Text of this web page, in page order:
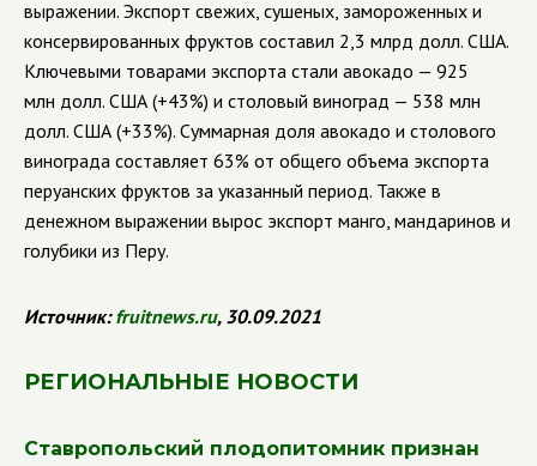
выражении. Экспорт свежих, сушеных, замороженных и
консервированных фруктов составил 2,3 млрд долл. США.
Ключевыми товарами экспорта стали авокадо — 925
млн долл. США (+43%) и столовый виноград — 538 млн
долл. США (+33%). Суммарная доля авокадо и столового
винограда составляет 63% от общего объема экспорта
перуанских фруктов за указанный период. Также в
денежном выражении вырос экспорт манго, мандаринов и
голубики из Перу.
Источник:fruitnews.ru, 30.09.2021
РЕГИОНАЛЬНЫЕ НОВОСТИ
Ставропольский плодопитомник признан